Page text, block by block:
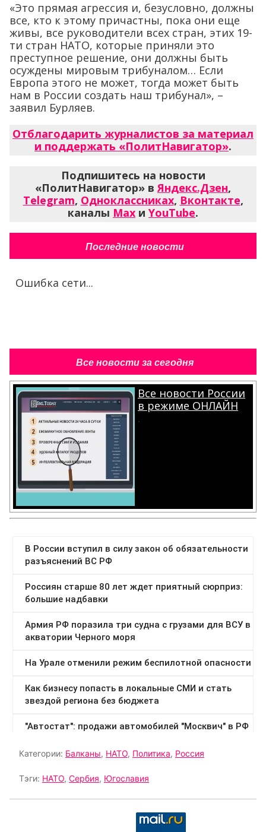
«Это прямая агрессия и, безусловно, должны
все, кто к этому причастны, пока они еще
живы, все руководители всех стран, этих 19-
ти стран НАТО, которые приняли это
преступное решение, они должны быть
осуждены мировым трибуналом… Если
Европа этого не может, тогда может быть
нам в России создать наш трибунал», –
заявил Бурляев.
Отблагодарить журналистов за материал
и поддержать «ПолитНавигатор».
Подпишитесь на новости
«ПолитНавигатор» вЯндекс.Дзен,
Telegram, Одноклассниках, Вконтакте,
каналы Max и YouTube.
Последние новости
Ошибка сети...
Все новости за сегодня
Все новости России
в режиме ОНЛАЙН
.
Категории: Балканы, НАТО, Политика, Россия
Тэги: НАТО, Сербия, Югославия